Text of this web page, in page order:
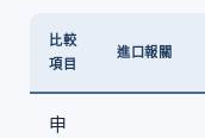
比較
項目
進口報關
申